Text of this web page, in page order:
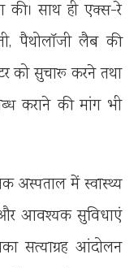
की। साथ ही एक्स-रे
पैथोलॉजी लैब की
को सुचारू करने तथा
कराने की मांग भी
अस्पताल में स्वास्थ्य
आवश्यक सुविधाएं
सत्याग्रह आंदोलन